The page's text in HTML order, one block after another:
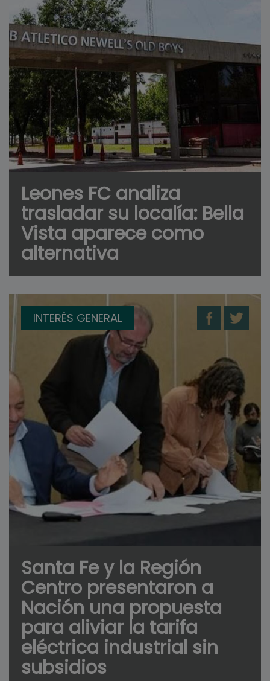
Leones FC analiza
trasladar su localía: Bella
Vista aparece como
alternativa
INTERÉS GENERAL
Santa Fe y la Región
Centro presentaron a
Nación una propuesta
para aliviar la tarifa
eléctrica industrial sin
subsidios